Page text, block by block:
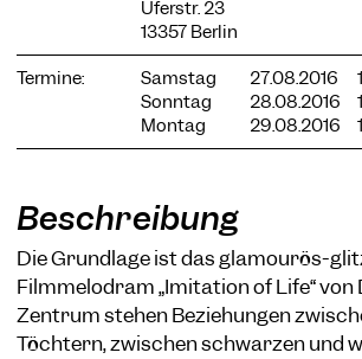
Uferstr. 23
13357 Berlin
Termine:
Samstag 27.08.2016
Sonntag
28.08.2016
Montag
29.08.2016
Beschreibung
Die Grundlage ist das glamourös-
Filmmelodram „Imitation of Life“ von
Zentrum stehen Beziehungen
Töchtern, zwischen schwar­zen und
unserer Website. Notwendige Cookies sind
Sie die Website nutzen können. Andere Cookies
die Website weiterzuentwickeln. Sie können
jederzeit widerrufen. Bitte besuchen Sie
Datenschutzerklärung für weitere
können Sie auswählen, welche Technologien
möchten.
Externe Medien
Statistiken
Nur notwendige Alle akzeptieren